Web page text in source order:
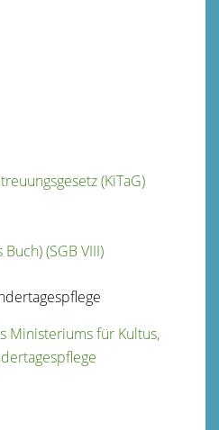
(KiTaG)
(SGB VIII)
Ministeriums für Kultus,